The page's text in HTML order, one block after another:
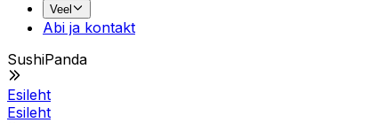
Veel
Abi ja kontakt
SushiPanda
Esileht
Esileht